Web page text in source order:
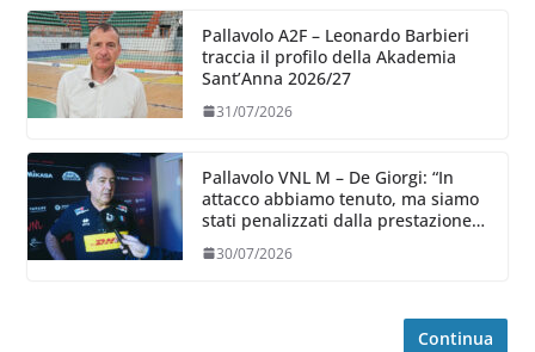
Pallavolo A2F – Leonardo Barbieri
traccia il profilo della Akademia
Sant’Anna 2026/27
31/07/2026
Pallavolo VNL M – De Giorgi: “In
attacco abbiamo tenuto, ma siamo
stati penalizzati dalla prestazione
30/07/2026
Continua